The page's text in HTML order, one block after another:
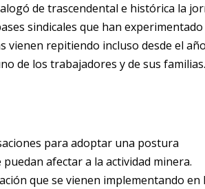
de trascendental e histórica la
sindicales que han
repitiendo incluso desde el
de los trabajadores y de sus familias.
para adoptar una postura
afectar a la actividad minera.
que se vienen implementando en